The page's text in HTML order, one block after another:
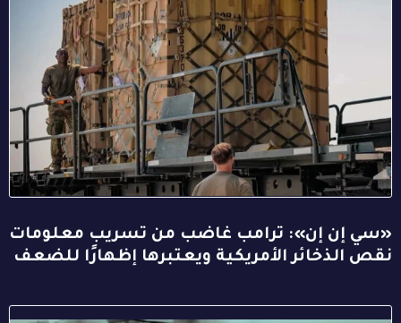
«سي إن إن»: ترامب غاضب من تسريب معلومات
نقص الذخائر الأمريكية ويعتبرها إظهارًا للضعف